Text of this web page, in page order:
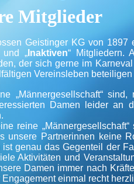
Mitglieder
Geistinger KG von 1897
und „Inaktiven“ Mitgliedern.
der sich gerne im
Vereinsleben beteiligen
„Männergesellschaft“
Damen leider an
reine
unsere Partnerinnen keine
ist genau das Gegenteil der
Aktivitäten und
Damen immer nach
Engagement einmal recht